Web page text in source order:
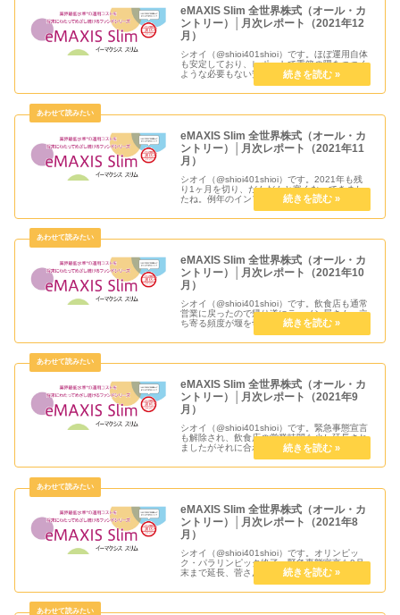
eMAXIS Slim 全世界株式（オール・カ
ントリー）│月次レポート（2021年12
月）
シオイ（@shioi401shioi）です。ほぼ運用自体
も安定しており、レポートで重箱の隅をつつく
ような必要もない安心感のあるファンドです
が、今週末の「投信ブロガーが選ぶ！ Fund of
the Year 2021」にて3連覇できるのか非...
eMAXIS Slim 全世界株式（オール・カ
ントリー）│月次レポート（2021年11
月）
シオイ（@shioi401shioi）です。2021年も残
り1ヶ月を切り、だんだんと寒くなってきまし
たね。例年のインフルエンザ予防接種もなんと
か済ませ、家族全員元気に過ごして年越しがで
きればいいです。株式相場は米国が急落とか若
eMAXIS Slim 全世界株式（オール・カ
ントリー）│月次レポート（2021年10
月）
シオイ（@shioi401shioi）です。飲食店も通常
営業に戻ったので帰り道にラーメン屋さんへ立
ち寄る頻度が堰を切ったように急増してます。
ホント良かったと思えますが、これから冬を迎
えるにあたり第6波には引き続き気を付けてい
eMAXIS Slim 全世界株式（オール・カ
ントリー）│月次レポート（2021年9
月）
シオイ（@shioi401shioi）です。緊急事態宣言
も解除され、飲食店の営業時間も少し延長され
ましたがそれに合わせて仕事が多忙で帰り道に
寄り道できるご飯屋さんが相変わらず無くて
(´；ω；`)ｳｩｩな感じな日々です。岸田内閣にな
eMAXIS Slim 全世界株式（オール・カ
ントリー）│月次レポート（2021年8
月）
シオイ（@shioi401shioi）です。オリンピッ
ク・パラリンピック終了、緊急事態宣言も9月
末まで延長、菅さん任期満了で総裁選出馬せず
と色々ニュースがありましたが個人的にはよや
く2回目ワクチン接種が済むのでちょっとだけ